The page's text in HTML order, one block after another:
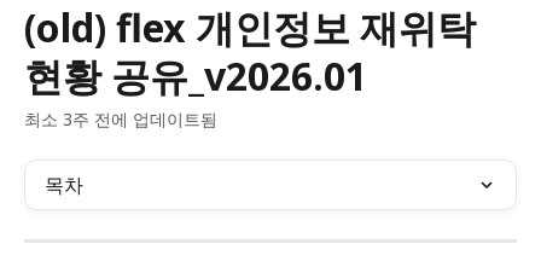
(old) flex 개인정보 재위탁
현황 공유_v2026.01
최소 3주 전에 업데이트됨
목차